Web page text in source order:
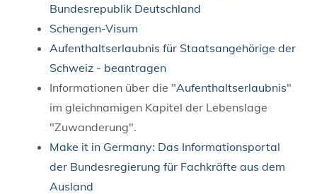
Bundesrepublik Deutschland
Schengen-Visum
Aufenthaltserlaubnis für Staatsangehörige der
Schweiz - beantragen
Informationen über die "Aufenthaltserlaubnis"
im gleichnamigen Kapitel der Lebenslage
"Zuwanderung".
Make it in Germany: Das Informationsportal
der Bundesregierung für Fachkräfte aus dem
Ausland